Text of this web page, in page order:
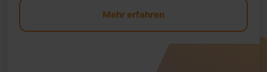
Mehr erfahren